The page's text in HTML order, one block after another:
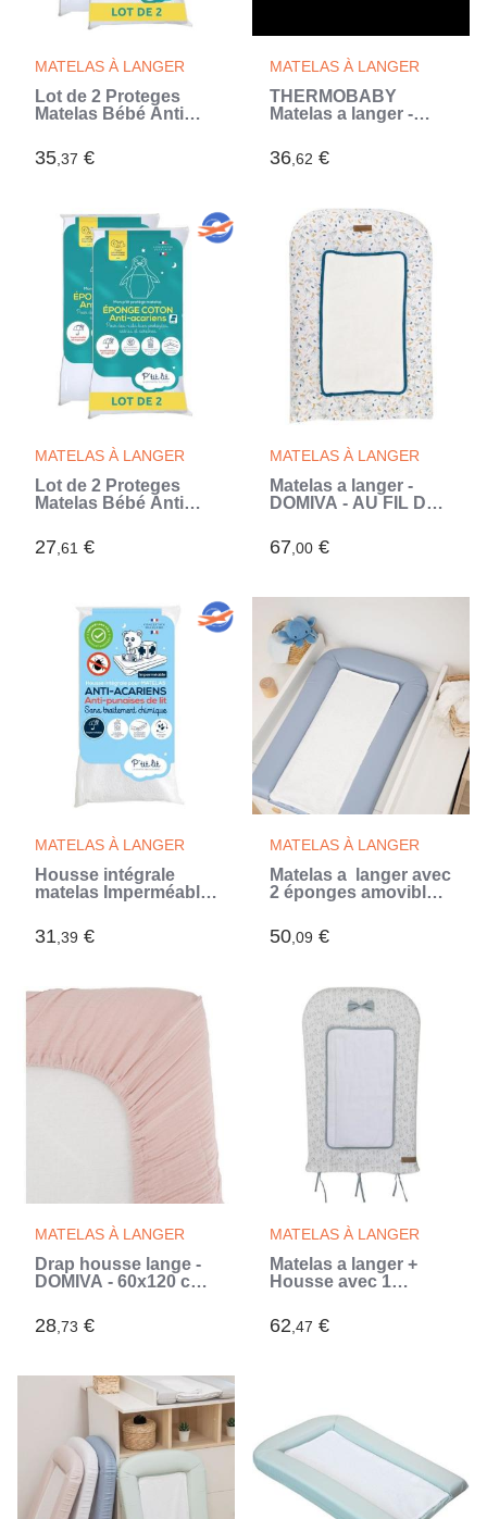
MATELAS À LANGER
Lot de 2 Proteges
Matelas Bébé Anti
- Alese Imperméable -
Bouclette 100% coton
35,37 €
MATELAS À LANGER
THERMOBABY
Matelas a langer -
36,62 €
MATELAS À LANGER
Lot de 2 Proteges
Matelas Bébé Anti
Couffin, Nacelle,
Landeau - Alese
- 40x80 cm
27,61 €
MATELAS À LANGER
Matelas a langer -
DOMIVA - AU FIL DE
(Blanc)
67,00 €
MATELAS À LANGER
Housse intégrale
matelas Imperméable
70x140x15 cm -
Fermeture a glissiere -
31,39 €
MATELAS À LANGER
Matelas a langer avec
2 éponges amovibles
(Bleu)
50,09 €
MATELAS À LANGER
Drap housse lange -
DOMIVA - 60x120 cm -
coton
28,73 €
MATELAS À LANGER
Matelas a langer +
Housse avec 1
- DOMIVA - FILOU
(Blanc)
62,47 €